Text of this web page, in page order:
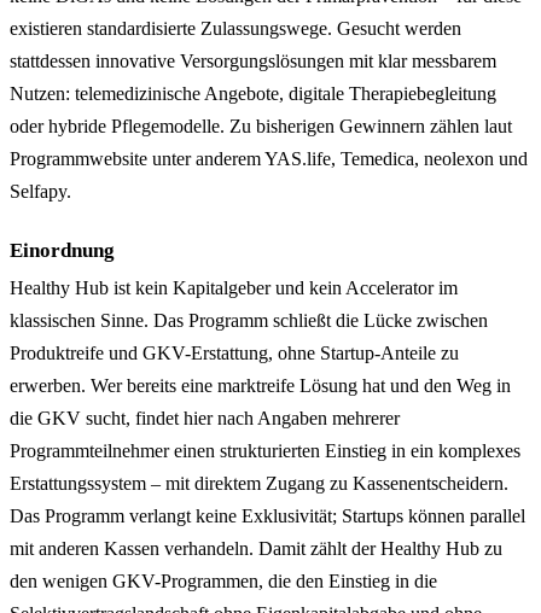
existieren standardisierte Zulassungswege. Gesucht werden
stattdessen innovative Versorgungslösungen mit klar messbarem
Nutzen: telemedizinische Angebote, digitale Therapiebegleitung
oder hybride Pflegemodelle. Zu bisherigen Gewinnern zählen laut
Programmwebsite unter anderem YAS.life, Temedica, neolexon und
Selfapy.
Einordnung
Healthy Hub ist kein Kapitalgeber und kein Accelerator im
klassischen Sinne. Das Programm schließt die Lücke zwischen
Produktreife und GKV-Erstattung, ohne Startup-Anteile zu
erwerben. Wer bereits eine marktreife Lösung hat und den Weg in
die GKV sucht, findet hier nach Angaben mehrerer
Programmteilnehmer einen strukturierten Einstieg in ein komplexes
Erstattungssystem – mit direktem Zugang zu Kassenentscheidern.
Das Programm verlangt keine Exklusivität; Startups können parallel
mit anderen Kassen verhandeln. Damit zählt der Healthy Hub zu
den wenigen GKV-Programmen, die den Einstieg in die